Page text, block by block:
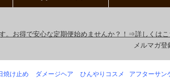
。お得で安心な定期便始めませんか？！⇒詳しくはこ
メルマガ登
焼け止め ダメージヘア ひんやりコスメ
アフターサン